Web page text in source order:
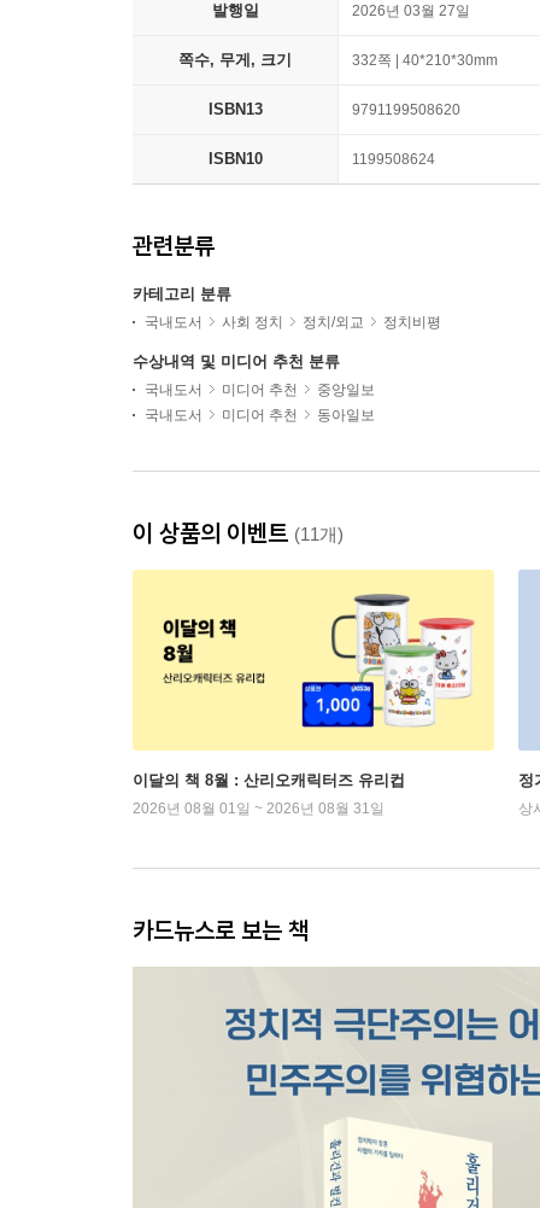
발행일 2026년 03월 27일
쪽수, 무게, 크기 332쪽 | 40*210*30mm
ISBN13 9791199508620
ISBN10 1199508624
관련분류
카테고리 분류
국내도서 사회 정치 정치/외교 정치비평
수상내역 및 미디어 추천 분류
국내도서 미디어 추천
중앙일보
국내도서
미디어 추천 동아일보
이 상품의 이벤트 (11개)
이달의 책 8월 : 산리오캐릭터즈 유리컵
2026년 08월 01일 ~ 2026년 08월 31일
정
상
카드뉴스로 보는 책